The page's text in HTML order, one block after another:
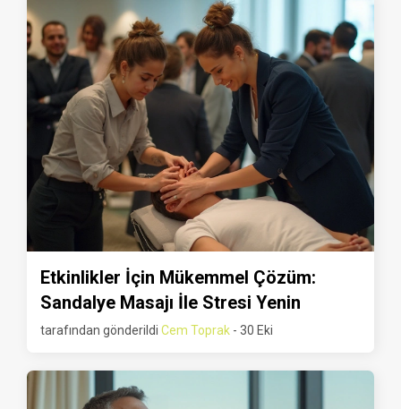
Etkinlikler İçin Mükemmel Çözüm:
Sandalye Masajı İle Stresi Yenin
tarafından gönderildi Cem Toprak - 30 Eki